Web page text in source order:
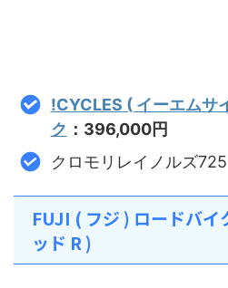
!CYCLES ( イーエムサ
ク ：396,000円
クロモリレイノルズ725
FUJI ( フジ ) ロードバイ
ッド R )